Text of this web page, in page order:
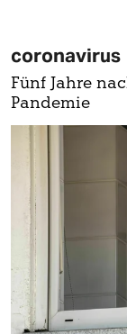
coronavirus
Fünf Jahre
Pandemie